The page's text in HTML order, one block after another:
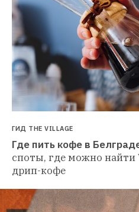
ГИД THE VILLAGE
Где пить кофе в
споты, где можно найти
дрип-кофе